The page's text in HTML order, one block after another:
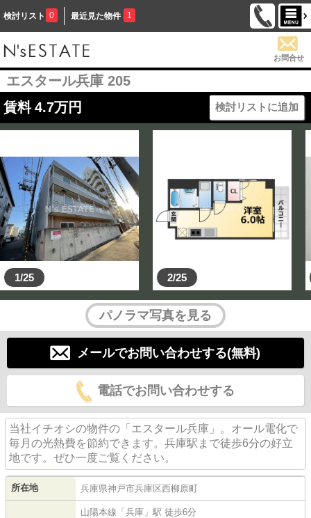
検討リスト 0 最近見た物件 1
お問合せ
エスタール兵庫 205
賃料 4.7万円 検討リストに追加
1/25 2/25
パノラマ写真を見る
メールでお問い合わせする(無料)
電話でお問い合わせする
当社イチオシの物件の「エスタール兵庫」。オール電化で
毎月の光熱費を節約できます。兵庫駅まで徒歩6分の好立
地です。ぜひ一度ご覧ください。
所在地 兵庫県神戸市兵庫区西柳原町
山陽本線 「 兵庫 」駅 徒歩6分